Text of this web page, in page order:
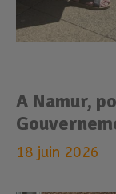
A Namur,
18 juin 2026